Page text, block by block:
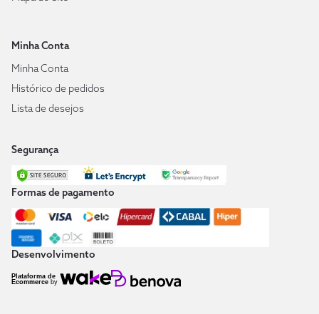
Minha Conta
Minha Conta
Histórico de pedidos
Lista de desejos
Segurança
Formas de pagamento
Desenvolvimento